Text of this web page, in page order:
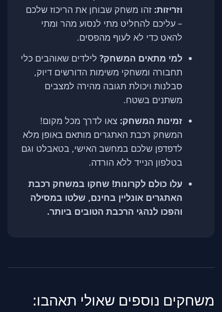
וזריזות: זהו משחק שבוחן את הריכוז שלכם
– עליכם להחליט מתי לנסוע מהר ומתי
להאט כדי לא לעוף מהפסים.
למי מתאים המשחק? לילדים שאוהבים כלי
תחבורה ומשחקי משימות הדורשים דיוק,
סבלנות ויכולת תגובה מהירה למצבים
משתנים בשטח.
זמינות המשחק: צאו לדרך מכל מקום!
המשחק רכבת האתגרים מותאם באופן מלא
לדפדפן שלכם במחשב האישי, בטאבלט וגם
בטלפון הנייד ללא הורדה.
עלו כולם לקרונות! שחקו במשחק רכבת
האתגרים אונליין בחינם, שלטו במסילה
והפכו לנהגי הרכבת הטובים ביותר.
משחקים נוספים שאולי תאהבו: